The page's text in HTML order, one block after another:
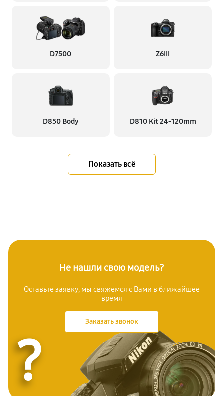
D7500 Z6III
D850 Body D810 Kit 24-120mm
Показать всё
Не нашли свою модель?
Оставьте заявку, мы свяжемся с Вами в ближайшее
время
Заказать звонок
?